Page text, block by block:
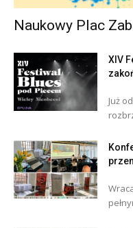
Naukowy Plac
XIV
Już